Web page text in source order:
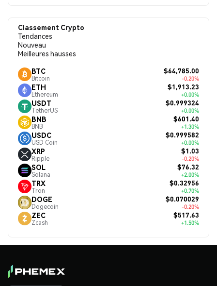
Classement Crypto
Tendances
Nouveau
Meilleures hausses
BTC
Bitcoin
$64,785.00
-0.20%
ETH
Ethereum
$1,913.23
+0.00%
USDT
TetherUS
$0.999324
+0.00%
BNB
BNB
$601.40
+1.30%
USDC
USD Coin
$0.999582
+0.00%
XRP
Ripple
$1.03
-0.20%
SOL
Solana
$76.32
+2.00%
TRX
Tron
$0.32956
+0.70%
DOGE
Dogecoin
$0.070029
-0.20%
ZEC
Zcash
$517.63
+1.50%